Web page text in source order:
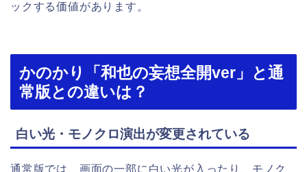
ックする価値があります。
かのかり「和也の妄想全開ver」と通
常版との違いは？
白い光・モノクロ演出が変更されている
通常版では、画面の一部に白い光が入ったり、モノク